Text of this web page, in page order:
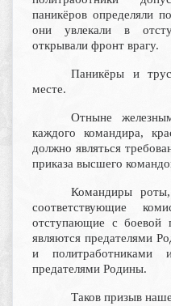
паникёров определяли
они увлекали в
открывали фронт врагу.
Паникёры и
месте.
Отныне
каждого командира,
должно являться
приказа высшего
Командиры роты,
соответствующие
отступающие с боевой
являются предателями
и
предателями Родины.
Таков призыв